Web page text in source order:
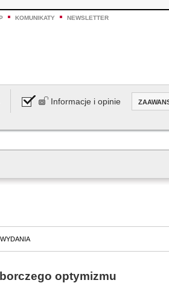
KOMUNIKATY NEWSLETTER
Informacje i opinie
optymizmu